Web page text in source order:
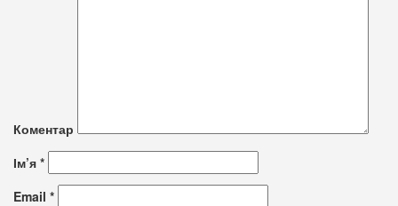
Коментар
Ім’я *
Email *